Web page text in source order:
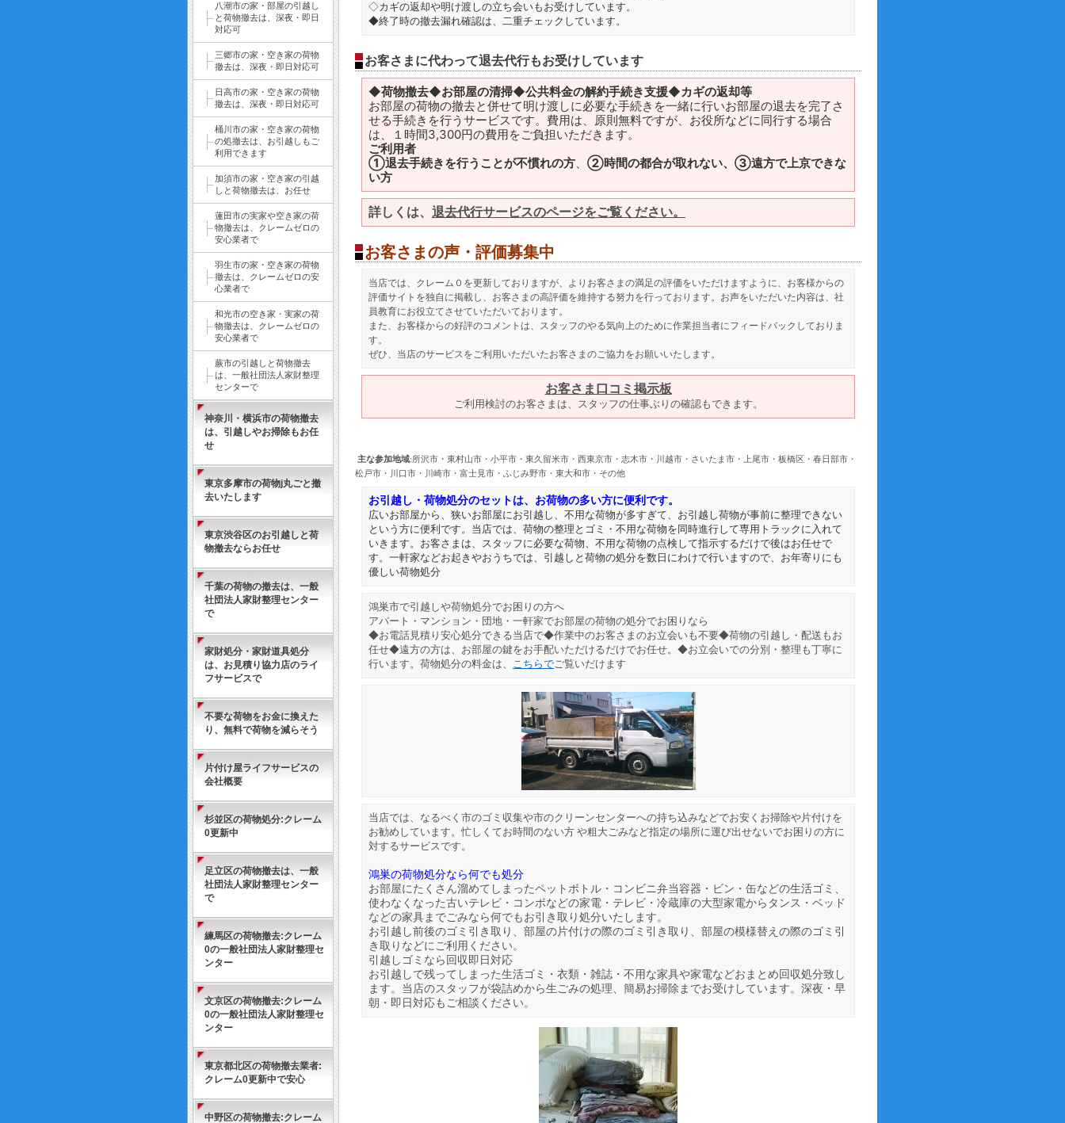
八潮市の家・部屋の引越し
と荷物撤去は、深夜・即日
対応可
三郷市の家・空き家の荷物
撤去は、深夜・即日対応可
日高市の家・空き家の荷物
撤去は、深夜・即日対応可
桶川市の家・空き家の荷物
の処撤去は、お引越しもご
利用できます
加須市の家・空き家の引越
しと荷物撤去は、お任せ
蓮田市の実家や空き家の荷
物撤去は、クレームゼロの
安心業者で
羽生市の家・空き家の荷物
撤去は、クレームゼロの安
心業者で
和光市の空き家・実家の荷
物撤去は、クレームゼロの
安心業者で
蕨市の引越しと荷物撤去
は、一般社団法人家財整理
センターで
神奈川・横浜市の荷物撤去
は、引越しやお掃除もお任
せ
東京多摩市の荷物j丸ごと撤
去いたします
東京渋谷区のお引越しと荷
物撤去ならお任せ
千葉の荷物の撤去は、一般
社団法人家財整理センター
で
家財処分・家財道具処分
は、お見積り協力店のライ
フサービスで
不要な荷物をお金に換えた
り、無料で荷物を減らそう
片付け屋ライフサービスの
会社概要
杉並区の荷物処分:クレーム
0更新中
足立区の荷物撤去は、一般
社団法人家財整理センター
で
練馬区の荷物撤去:クレーム
0の一般社団法人家財整理セ
ンター
文京区の荷物撤去:クレーム
0の一般社団法人家財整理セ
ンター
東京都北区の荷物撤去業者:
クレーム0更新中で安心
中野区の荷物撤去:クレーム
◇カギの返却や明け渡しの立ち会いもお受けしています。
◆終了時の撤去漏れ確認は、二重チェックしています。
お客さまに代わって退去代行もお受けしています
◆荷物撤去◆お部屋の清掃◆公共料金の解約手続き支援◆カギの返却等
お部屋の荷物の撤去と併せて明け渡しに必要な手続きを一緒に行いお部屋の退去を完了さ
せる手続きを行うサービスです。費用は、原則無料ですが、お役所などに同行する場合
は、１時間3,300円の費用をご負担いただきます。
ご利用者
①退去手続きを行うことが不慣れの方、 ②時間の都合が取れない、③遠方で上京できな
い方
詳しくは、 退去代行サービスのページをご覧ください。
お客さまの声・評価募集中
当店では、クレーム０を更新しておりますが、よりお客さまの満足の評価をいただけますように、お客様からの
評価サイトを独自に掲載し、お客さまの高評価を維持する努力を行っております。お声をいただいた内容は、社
員教育にお役立てさせていただいております。
また、お客様からの好評のコメントは、スタッフのやる気向上のために作業担当者にフィードバックしておりま
す。
ぜひ、当店のサービスをご利用いただいたお客さまのご協力をお願いいたします。
お客さま口コミ掲示板
ご利用検討のお客さまは、スタッフの仕事ぶりの確認もできます。
主な参加地域:所沢市・東村山市・小平市・東久留米市・西東京市・志木市・川越市・さいたま市・上尾市・板橋区・春日部市・
松戸市・川口市・川崎市・富士見市・ふじみ野市・東大和市・その他
お引越し・荷物処分のセットは、お荷物の多い方に便利です。
広いお部屋から、狭いお部屋にお引越し、不用な荷物が多すぎて、お引越し荷物が事前に整理できない
という方に便利です。当店では、荷物の整理とゴミ・不用な荷物を同時進行して専用トラックに入れて
いきます。お客さまは、スタッフに必要な荷物、不用な荷物の点検して指示するだけで後はお任せで
す。一軒家などお起きやおうちでは、引越しと荷物の処分を数日にわけで行いますので、お年寄りにも
優しい荷物処分
鴻巣市で引越しや荷物処分でお困りの方へ
アパート・マンション・団地・一軒家でお部屋の荷物の処分でお困りなら
◆お電話見積り安心処分できる当店で◆作業中のお客さまのお立会いも不要◆荷物の引越し・配送もお
任せ◆遠方の方は、お部屋の鍵をお手配いただけるだけでお任せ。◆お立会いでの分別・整理も丁寧に
行います。荷物処分の料金は、 こちらでご覧いだけます
当店では、なるべく市のゴミ収集や市のクリーンセンターへの持ち込みなどでお安くお掃除や片付けを
お勧めしています。忙しくてお時間のない方 や粗大ごみなど指定の場所に運び出せないでお困りの方に
対するサービスです。
鴻巣の荷物処分なら何でも処分
お部屋にたくさん溜めてしまったペットボトル・コンビニ弁当容器・ビン・缶などの生活ゴミ、
使わなくなった古いテレビ・コンポなどの家電・テレビ・冷蔵庫の大型家電からタンス・ベッド
などの家具までごみなら何でもお引き取り処分いたします。
お引越し前後のゴミ引き取り、部屋の片付けの際のゴミ引き取り、部屋の模様替えの際のゴミ引
き取りなどにご利用ください。
引越しゴミなら回収即日対応
お引越しで残ってしまった生活ゴミ・衣類・雑誌・不用な家具や家電などおまとめ回収処分致し
ます。当店のスタッフが袋詰めから生ごみの処理、簡易お掃除までお受けしています。深夜・早
朝・即日対応もご相談ください。